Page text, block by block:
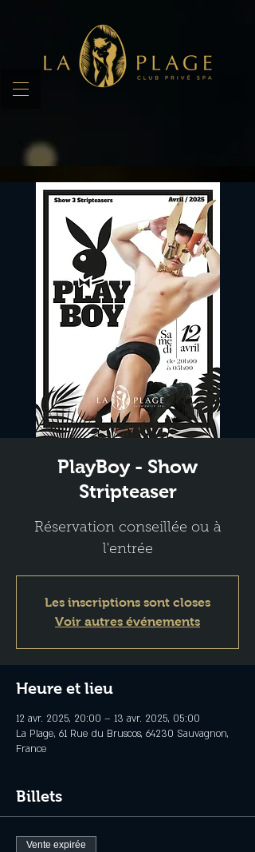
PlayBoy - Show
Stripteaser
Réservation conseillée ou à
l'entrée
Les inscriptions sont closes
Voir autres événements
Heure et lieu
12 avr. 2025, 20:00 – 13 avr. 2025, 05:00
La Plage, 61 Rue du Bruscos, 64230 Sauvagnon,
France
Billets
Vente expirée